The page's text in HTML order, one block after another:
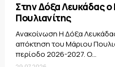
Στην Δόξα Λευκάδας
Πουλιανίτης
Ανακοίνωση Η Δόξα
απόκτηση του Μάριου
περίοδο 2026-2027. Ο...